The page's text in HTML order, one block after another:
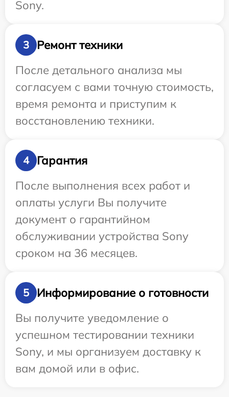
Sony.
3
Ремонт техники
После детального анализа мы
согласуем с вами точную стоимость,
время ремонта и приступим к
восстановлению техники.
4
Гарантия
После выполнения всех работ и
оплаты услуги Вы получите
документ о гарантийном
обслуживании устройства Sony
сроком на 36 месяцев.
5
Информирование о готовности
Вы получите уведомление о
успешном тестировании техники
Sony, и мы организуем доставку к
вам домой или в офис.